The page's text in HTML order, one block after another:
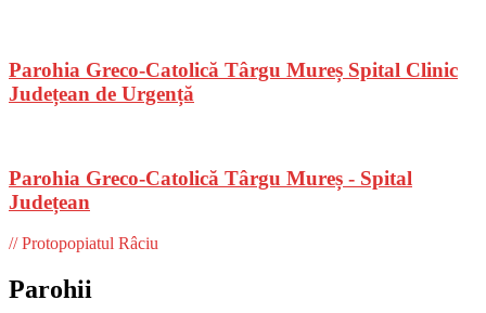
Parohia Greco-Catolică Târgu Mureș Spital Clinic
Județean de Urgență
Parohia Greco-Catolică Târgu Mureș - Spital
Județean
// Protopopiatul Râciu
Parohii